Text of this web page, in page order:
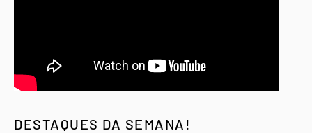
DESTAQUES DA SEMANA!